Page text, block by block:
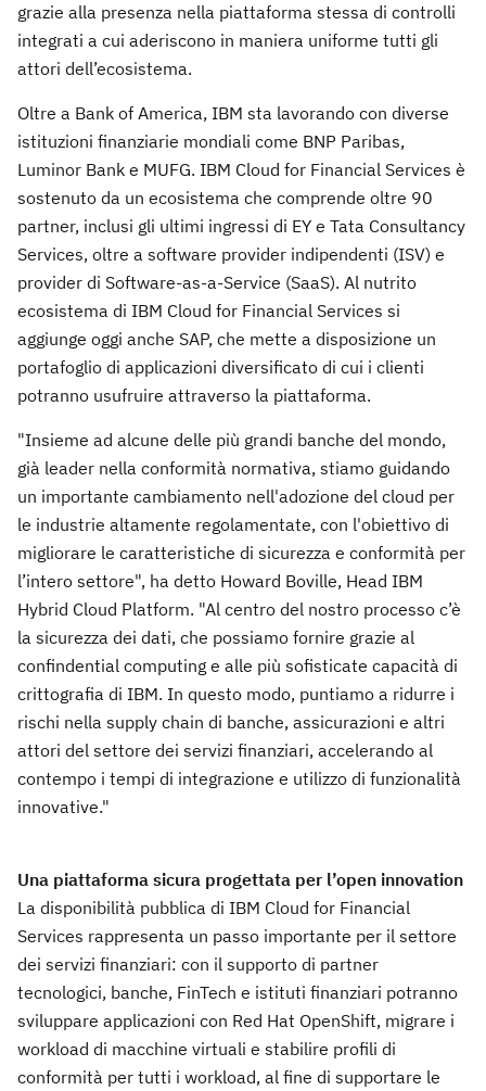
grazie alla presenza nella piattaforma stessa di controlli
integrati a cui aderiscono in maniera uniforme tutti gli
attori dell’ecosistema.
Oltre a Bank of America, IBM sta lavorando con diverse
istituzioni finanziarie mondiali come BNP Paribas,
Luminor Bank e MUFG. IBM Cloud for Financial Services è
sostenuto da un ecosistema che comprende oltre 90
partner, inclusi gli ultimi ingressi di EY e Tata Consultancy
Services, oltre a software provider indipendenti (ISV) e
provider di Software-as-a-Service (SaaS). Al nutrito
ecosistema di IBM Cloud for Financial Services si
aggiunge oggi anche SAP, che mette a disposizione un
portafoglio di applicazioni diversificato di cui i clienti
potranno usufruire attraverso la piattaforma.
"Insieme ad alcune delle più grandi banche del mondo,
già leader nella conformità normativa, stiamo guidando
un importante cambiamento nell'adozione del cloud per
le industrie altamente regolamentate, con l'obiettivo di
migliorare le caratteristiche di sicurezza e conformità per
l’intero settore", ha detto Howard Boville, Head IBM
Hybrid Cloud Platform. "Al centro del nostro processo c’è
la sicurezza dei dati, che possiamo fornire grazie al
confindential computing e alle più sofisticate capacità di
crittografia di IBM. In questo modo, puntiamo a ridurre i
rischi nella supply chain di banche, assicurazioni e altri
attori del settore dei servizi finanziari, accelerando al
contempo i tempi di integrazione e utilizzo di funzionalità
innovative."
Una piattaforma sicura progettata per l’open innovation
La disponibilità pubblica di IBM Cloud for Financial
Services rappresenta un passo importante per il settore
dei servizi finanziari: con il supporto di partner
tecnologici, banche, FinTech e istituti finanziari potranno
sviluppare applicazioni con Red Hat OpenShift, migrare i
workload di macchine virtuali e stabilire profili di
conformità per tutti i workload, al fine di supportare le